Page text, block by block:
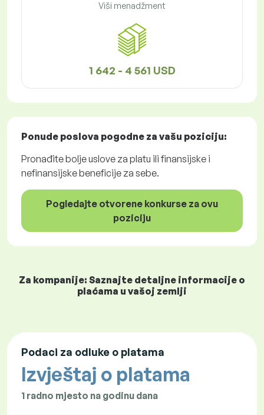
Viši menadžment
1 642 - 4 561 USD
Ponude poslova pogodne za vašu poziciju:
Pronađite bolje uslove za platu ili finansijske i
nefinansijske beneficije za sebe.
Pogledajte otvorene konkurse za ovu
poziciju
Za kompanije: Saznajte detaljne informacije o
plaćama u vašoj zemlji
Podaci za odluke o platama
Izvještaj o platama
1 radno mjesto na godinu dana